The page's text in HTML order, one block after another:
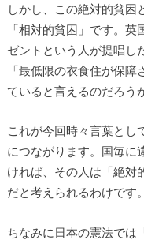
しかし、この絶対的貧困
「相対的貧困」です。
ゼントという人が提唱し
「最低限の衣食住が保
ていると言えるのだろう
これが今回時々言葉とし
につながります。国毎に
ければ、その人は「絶対
だと考えられるわけです。
ちなみに日本の憲法では